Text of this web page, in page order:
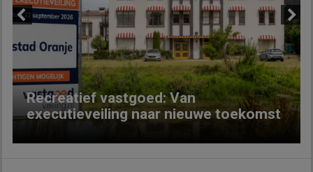
Recreatief vastgoed: Van
executieveiling naar nieuwe toekomst
Next